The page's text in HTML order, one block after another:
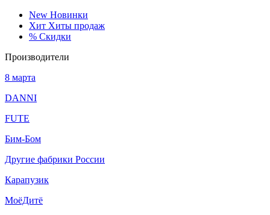
New Новинки
Хит Хиты продаж
% Скидки
Производители
8 марта
DANNI
FUTE
Бим-Бом
Другие фабрики России
Карапузик
МоёДитё